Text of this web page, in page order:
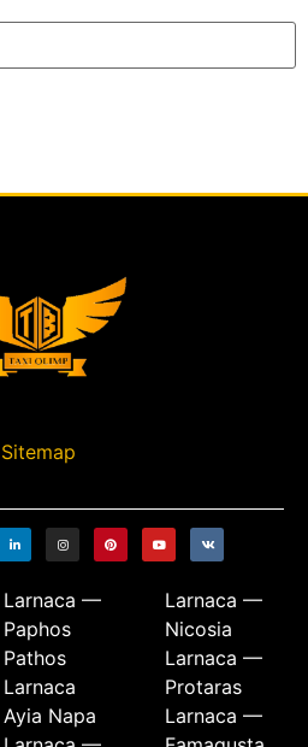
Sitemap
Larnaca —
Paphos
Pathos
Larnaca
Ayia Napa
Larnaca —
Nicosia
Larnaca —
Protaras
Larnaca —